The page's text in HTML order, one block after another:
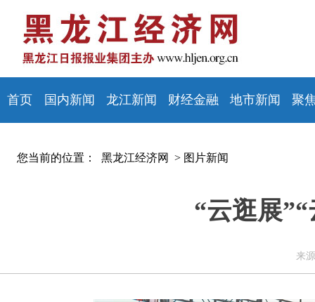
首页 国内新闻 龙江新闻 财经金融 地市新闻 聚
您当前的位置： 黑龙江经济网 > 图片新闻
“云逛展
来